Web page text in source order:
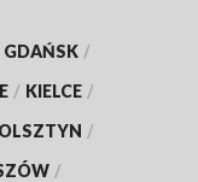
GDAŃSK /
/ KIELCE /
OLSZTYN /
/